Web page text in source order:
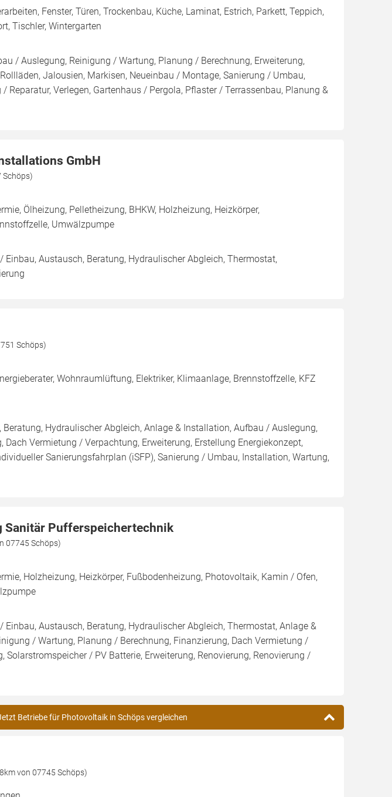
Fenster, Türen, Trockenbau, Küche, Laminat, Estrich, Parkett, Teppich,
Tischler, Wintergarten
/ Auslegung, Reinigung / Wartung, Planung / Berechnung, Erweiterung,
Jalousien, Markisen, Neueinbau / Montage, Sanierung / Umbau,
Reparatur, Verlegen, Gartenhaus / Pergola, Pflaster / Terrassenbau, Planung &
GmbH
Schöps)
Ölheizung, Pelletheizung, BHKW, Holzheizung, Heizkörper,
Umwälzpumpe
Austausch, Beratung, Hydraulischer Abgleich, Thermostat,
Schöps)
Wohnraumlüftung, Elektriker, Klimaanlage, Brennstoffzelle, KFZ
Hydraulischer Abgleich, Anlage & Installation, Aufbau / Auslegung,
Vermietung / Verpachtung, Erweiterung, Erstellung Energiekonzept,
Sanierungsfahrplan (iSFP), Sanierung / Umbau, Installation, Wartung,
Sanitär Pufferspeichertechnik
07745 Schöps)
Holzheizung, Heizkörper, Fußbodenheizung, Photovoltaik, Kamin / Ofen,
Austausch, Beratung, Hydraulischer Abgleich, Thermostat, Anlage &
/ Wartung, Planung / Berechnung, Finanzierung, Dach Vermietung /
Solarstromspeicher / PV Batterie, Erweiterung, Renovierung, Renovierung /
Betriebe für Photovoltaik in Schöps vergleichen
von 07745 Schöps)